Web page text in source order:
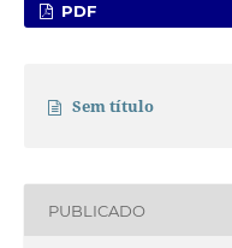
PDF
Sem título
PUBLICADO